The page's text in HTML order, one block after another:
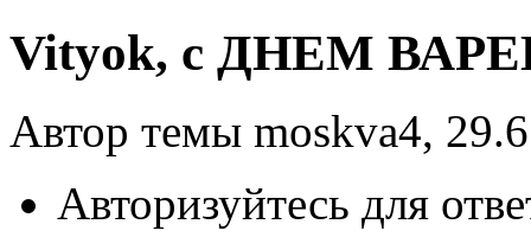
Vityok, с ДНЕМ
Автор темы moskva4,
Авторизуйтесь для